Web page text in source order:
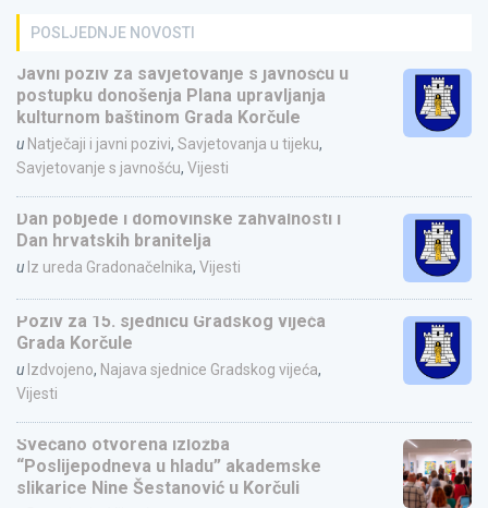
POSLJEDNJE NOVOSTI
Javni poziv za savjetovanje s javnošću u
postupku donošenja Plana upravljanja
kulturnom baštinom Grada Korčule
u Natječaji i javni pozivi, Savjetovanja u tijeku,
Savjetovanje s javnošću, Vijesti
Dan pobjede i domovinske zahvalnosti i
Dan hrvatskih branitelja
u Iz ureda Gradonačelnika, Vijesti
Poziv za 15. sjednicu Gradskog vijeća
Grada Korčule
u Izdvojeno, Najava sjednice Gradskog vijeća,
Vijesti
Svečano otvorena izložba
“Poslijepodneva u hladu” akademske
slikarice Nine Šestanović u Korčuli